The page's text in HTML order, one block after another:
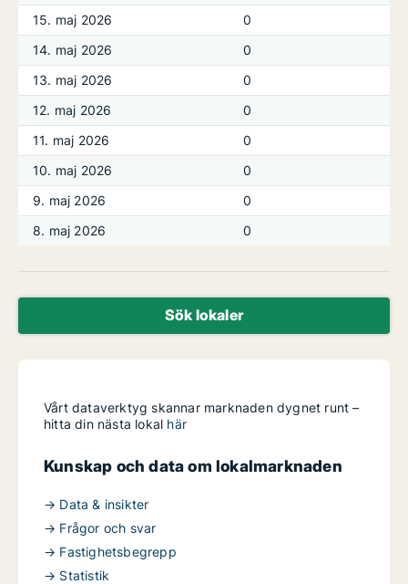
15. maj 2026
0
14. maj 2026
0
13. maj 2026
0
12. maj 2026
0
11. maj 2026
0
10. maj 2026
0
9. maj 2026
0
8. maj 2026
0
Sök lokaler
Vårt dataverktyg skannar marknaden dygnet runt –
hitta din nästa lokal här
Kunskap och data om lokalmarknaden
→ Data & insikter
→ Frågor och svar
→ Fastighetsbegrepp
→ Statistik